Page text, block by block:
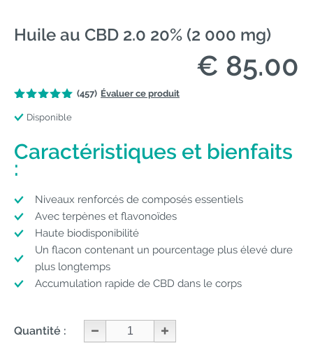
Huile au CBD 2.0 20% (2 000 mg)
€ 85.00
(457) Évaluer ce produit
Disponible
Caractéristiques et bienfaits
:
Niveaux renforcés de composés essentiels
Avec terpènes et flavonoïdes
Haute biodisponibilité
Un flacon contenant un pourcentage plus élevé dure
plus longtemps
Accumulation rapide de CBD dans le corps
Quantité :